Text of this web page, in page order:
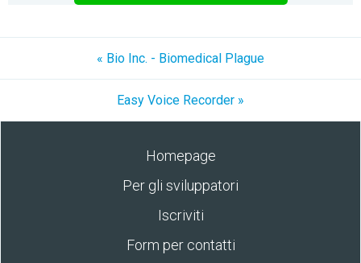
« Bio Inc. - Biomedical Plague
Easy Voice Recorder »
Homepage
Per gli sviluppatori
Iscriviti
Form per contatti